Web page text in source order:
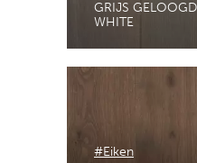
GRIJS
WHITE
#Eiken